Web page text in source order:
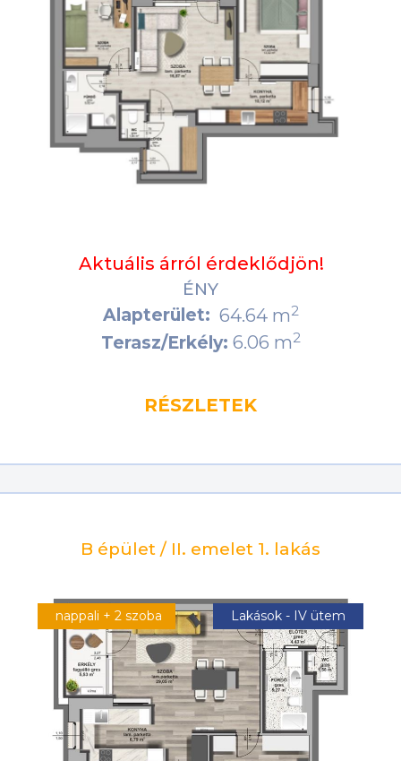
Aktuális árról érdeklődjön!
ÉNY
Alapterület: 64.64 m2
Terasz/Erkély: 6.06 m2
RÉSZLETEK
B épület / II. emelet 1. lakás
nappali + 2 szoba Lakások - IV ütem